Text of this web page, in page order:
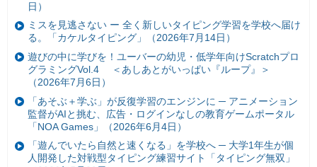
日）
ミスを見逃さない ー 全く新しいタイピング学習を学校へ届け
る。「カケルタイピング」（2026年7月14日）
遊びの中に学びを！ユーバーの幼児・低学年向けScratchプロ
グラミングVol.4 ＜あしあとがいっぱい『ループ』＞
（2026年7月6日）
「あそぶ＋学ぶ」が反復学習のエンジンに ─ アニメーション
監督がAIと挑む、広告・ログインなしの教育ゲームポータル
「NOA Games」（2026年6月4日）
「遊んでいたら自然と速くなる」を学校へ ─ 大学1年生が個
人開発した対戦型タイピング練習サイト「タイピング無双」